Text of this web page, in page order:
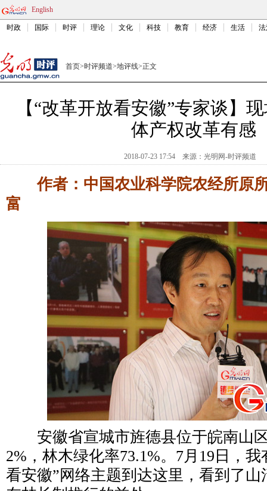
English
时政 国际 时评 理论 文化 科技 教育 经济 生活
首页>时评频道>地评线>正文
【“改革开放看安徽”专家谈】
体产权改革有感
2018-07-23 17:54 来源： 光明网-时评频道
作者：中国农业科学院农经所原
富
安徽省宣城市旌德县位于皖南山区
2%，林木绿化率73.1%。7月19日，
看安徽”网络主题到达这里，看到了